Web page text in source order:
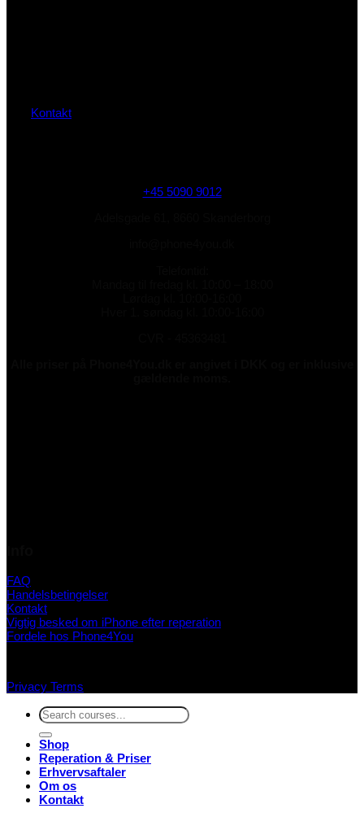
Kontakt
+45 5090 9012
FAQ
Handelsbetingelser
Kontakt
Vigtig besked om iPhone efter reperation
Fordele hos Phone4You
Privacy Terms
Søg
efter:
Shop
Reperation & Priser
Erhvervsaftaler
Om os
Kontakt